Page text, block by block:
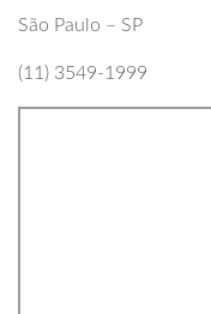
São Paulo – SP
(11) 3549-1999